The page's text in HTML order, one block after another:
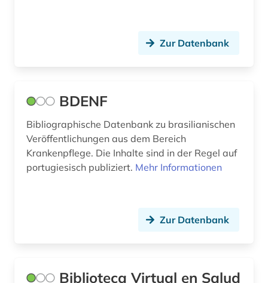
nachwachsender rohstoff (1)
naturwissenschaften (10)
Zur Datenbank
BDENF
Bibliographische Datenbank zu brasilianischen
Veröffentlichungen aus dem Bereich
Krankenpflege. Die Inhalte sind in der Regel auf
portugiesisch publiziert. Mehr Informationen
Zur Datenbank
Biblioteca Virtual en Salud